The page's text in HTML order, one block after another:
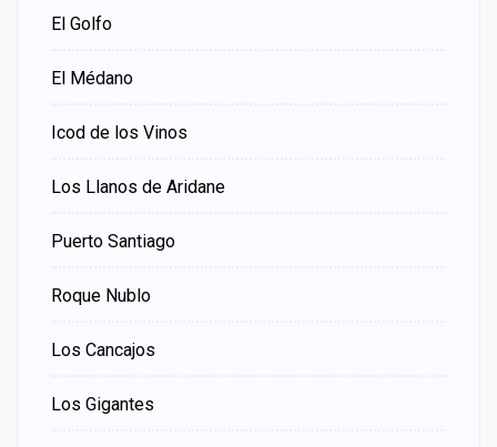
El Golfo
El Médano
Icod de los Vinos
Los Llanos de Aridane
Puerto Santiago
Roque Nublo
Los Cancajos
Los Gigantes